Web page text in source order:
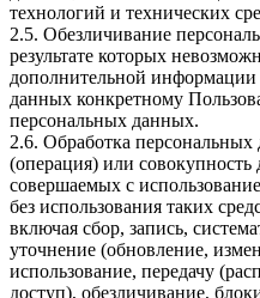
технологий и технических
2.5. Обезличивание
результате которых
дополнительной
данных конкретному
персональных данных.
2.6. Обработка
(операция) или совокупность
совершаемых с
без использования таких
включая сбор, запись,
уточнение (обновление,
использование, передачу
доступ), обезличивание,